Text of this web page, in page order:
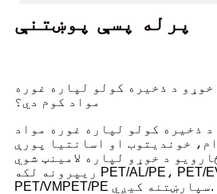
پرله پسې پوښتنې
خوړو د ذخیره کولو لپاره غوره
مواد کوم دي؟
د ذخیره کولو لپاره غوره مواد
خوندیتوب او اسانتیا پورې
د خوړو لپاره لامینټ شوي
ریپرونه لکه PET/AL/PE، PET/EVOH PE،
PET/VMPET/PE سپارښتنه کیږي.